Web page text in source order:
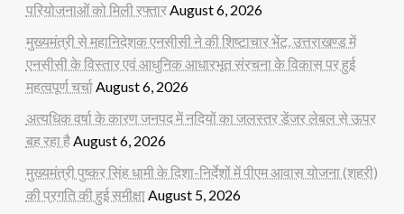
परियोजनाओं को मिली रफ्तारAugust 6, 2026
मुख्यमंत्री से महानिदेशक एनसीसी ने की शिष्टाचार भेंट, उत्तराखण्ड में
एनसीसी के विस्तार एवं आधुनिक आधारभूत संरचना के विकास पर हुई
महत्वपूर्ण चर्चाAugust 6, 2026
अत्यधिक वर्षा के कारण जनपद में नदियों का जलस्तर डेंजर लेबल से ऊपर
बह रहा हैAugust 6, 2026
मुख्यमंत्री पुष्कर सिंह धामी के दिशा-निर्देशों में पीएम आवास योजना (शहरी)
की प्रगति की हुई समीक्षाAugust 5, 2026